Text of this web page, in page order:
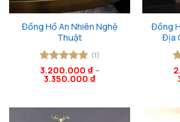
Đồng Hồ An Nhiên Nghệ
Thuật
Được xếp
hạng55
(1)
3.200.000 ₫–
3.350.000 ₫
Đồng
Địa